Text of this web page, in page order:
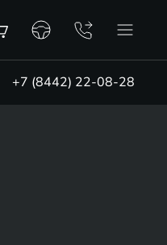
+7 (8442) 22-08-28